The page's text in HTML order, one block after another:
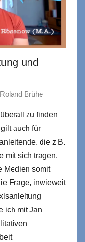
und
Roland Brühe
zu finden
auch für
die z.B.
mit sich tragen.
Medien somit
Frage, inwieweit
ich mit Jan